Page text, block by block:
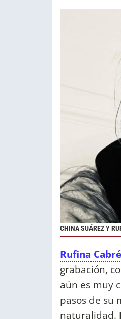
CHINA SUÁREZ Y
Rufina Cabré
grabación,
aún es muy
pasos de su
naturalidad.